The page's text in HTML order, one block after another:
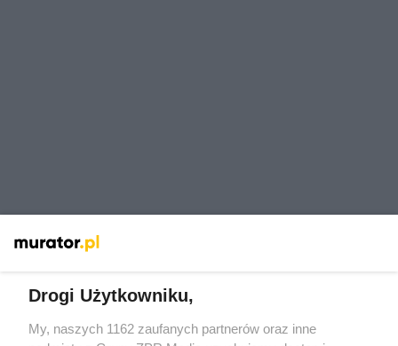
Drogi Użytkowniku,
My, naszych 1162 zaufanych partnerów oraz inne